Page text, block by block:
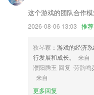
tom叔叔最新网站更
通讯录导入导出权限支持对
修复工作台
账本内增加自定义类别
新增运行月报累计天数统计。
这个游戏的团队合作
2026-08-06 13:03 推荐
狄琴家 ：游戏的经济
行发展和成长。
来自
濮阳腾玉 回复 劳韵鸣
来自
更多回复